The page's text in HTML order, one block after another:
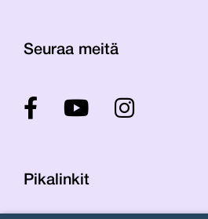
Seuraa meitä
Pikalinkit